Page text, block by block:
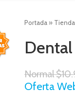
Portada » Tienda
Normal$
Oferta